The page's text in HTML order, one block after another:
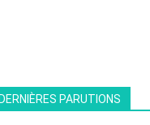
PARUTIONS